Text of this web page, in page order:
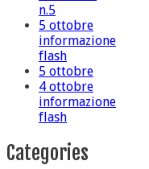
n.5
5 ottobre
informazione
flash
5 ottobre
4 ottobre
informazione
flash
Categories